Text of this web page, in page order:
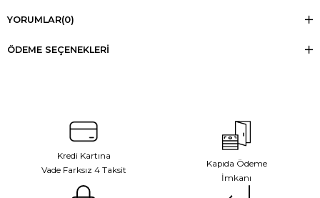
YORUMLAR(0)
ÖDEME SEÇENEKLERI
Kredi Kartına
Vade Farksız 4 Taksit
Kapıda Ödeme
İmkanı